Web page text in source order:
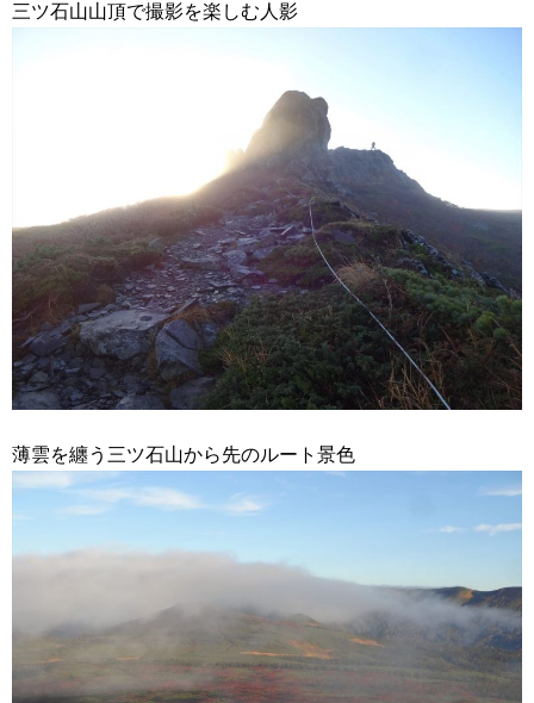
三ツ石山山頂で撮影を楽しむ人影
薄雲を纏う三ツ石山から先のルート景色